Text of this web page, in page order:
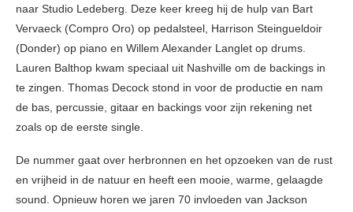
naar Studio Ledeberg. Deze keer kreeg hij de hulp van Bart
Vervaeck (Compro Oro) op pedalsteel, Harrison Steingueldoir
(Donder) op piano en Willem Alexander Langlet op drums.
Lauren Balthop kwam speciaal uit Nashville om de backings in
te zingen. Thomas Decock stond in voor de productie en nam
de bas, percussie, gitaar en backings voor zijn rekening net
zoals op de eerste single.
De nummer gaat over herbronnen en het opzoeken van de rust
en vrijheid in de natuur en heeft een mooie, warme, gelaagde
sound. Opnieuw horen we jaren 70 invloeden van Jackson